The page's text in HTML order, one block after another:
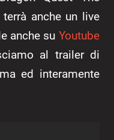
anche un live
anche su Youtube
al trailer di
ed interamente